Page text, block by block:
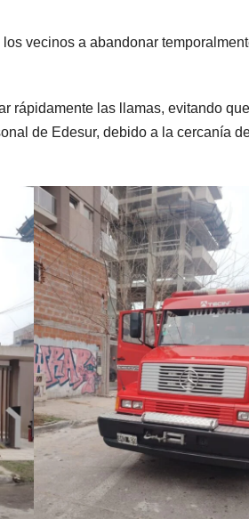
vecinos a abandonar
rápidamente las llamas, evitando
de Edesur, debido a la cercanía